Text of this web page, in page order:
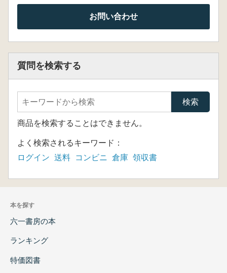
お問い合わせ
質問を検索する
商品を検索することはできません。
よく検索されるキーワード：
ログイン 送料 コンビニ 倉庫 領収書
本を探す
六一書房の本
ランキング
特価図書